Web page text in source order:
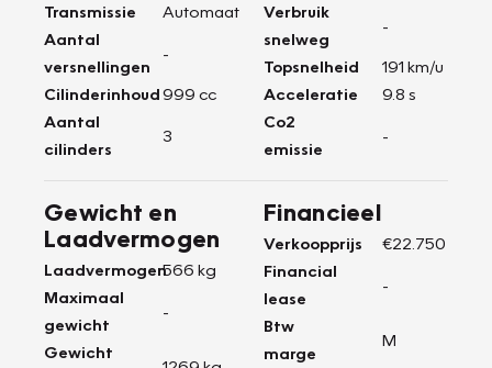
Transmissie
Automaat
Aantal
versnellingen
-
Cilinderinhoud999 cc
Aantal
cilinders
3
Verbruik
snelweg
-
Topsnelheid
191 km/u
Acceleratie
9.8 s
Co2
emissie
-
Gewicht en
Laadvermogen
Laadvermogen566 kg
Maximaal
gewicht
-
Gewicht
Financieel
Verkoopprijs
€22.750
Financial
lease
-
Btw
marge
M